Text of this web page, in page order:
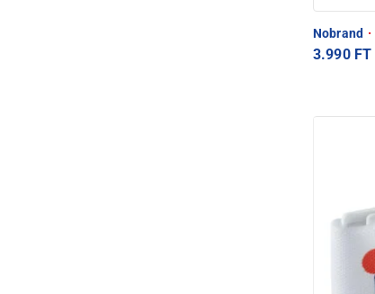
Nobrand ·
3.990 FT